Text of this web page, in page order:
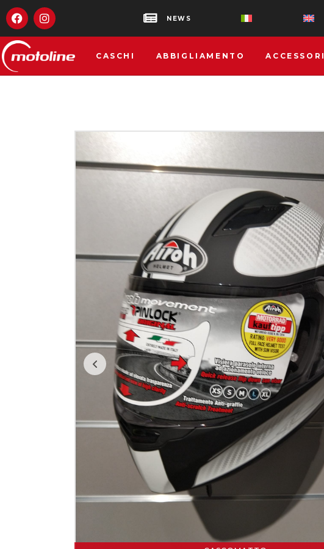
NEWS
CASCHI ABBIGLIAMENTO ACCESSORI